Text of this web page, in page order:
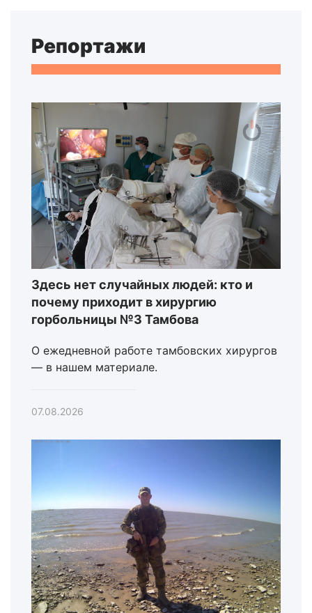
Репортажи
Здесь нет случайных людей: кто и
почему приходит в хирургию
горбольницы №3 Тамбова
О ежедневной работе тамбовских хирургов
— в нашем материале.
07.08.2026